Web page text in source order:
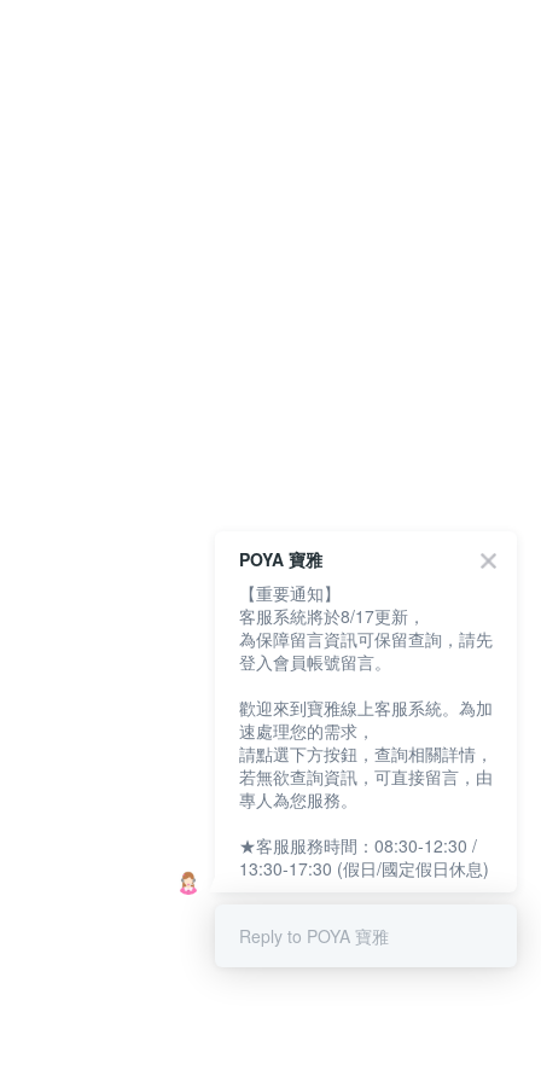
POYA 寶雅
【重要通知】
客服系統將於8/17更新，
為保障留言資訊可保留查詢，請先
登入會員帳號留言。
歡迎來到寶雅線上客服系統。為加
速處理您的需求，
請點選下方按鈕，查詢相關詳情，
若無欲查詢資訊，可直接留言，由
專人為您服務。
★客服服務時間：08:30-12:30 /
13:30-17:30 (假日/國定假日休息)
Reply to POYA 寶雅